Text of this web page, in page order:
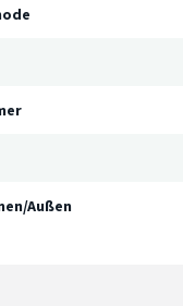
Außen